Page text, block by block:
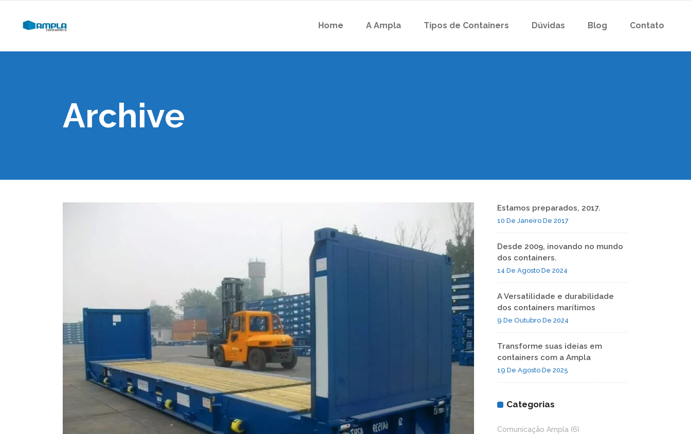
Home A Ampla Tipos de Containers Dúvidas Blog Contato
Archive
Estamos preparados, 2017.
10 De Janeiro De 2017
Desde 2009, inovando no mundo
dos containers.
14 De Agosto De 2024
A Versatilidade e durabilidade
dos containers marítimos
9 De Outubro De 2024
Transforme suas ideias em
containers com a Ampla
19 De Agosto De 2025
Categorias
Comunicação Ampla (6)